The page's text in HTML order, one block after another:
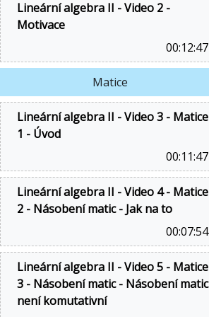
Lineární algebra II - Video 2 -
Motivace
00:12:47
Matice
Lineární algebra II - Video 3 - Matice
1 - Úvod
00:11:47
Lineární algebra II - Video 4 - Matice
2 - Násobení matic - Jak na to
00:07:54
Lineární algebra II - Video 5 - Matice
3 - Násobení matic - Násobení matic
není komutativní